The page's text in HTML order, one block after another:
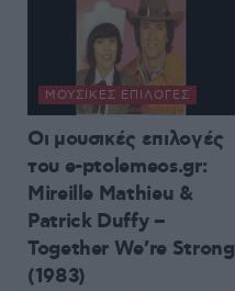
ΜΟΥΣΙΚΈΣ ΕΠΙΛΟΓΈΣ
Οι μουσικές επιλογές
του e-ptolemeos.gr:
Mireille Mathieu &
Patrick Duffy –
Together We’re Strong
(1983)